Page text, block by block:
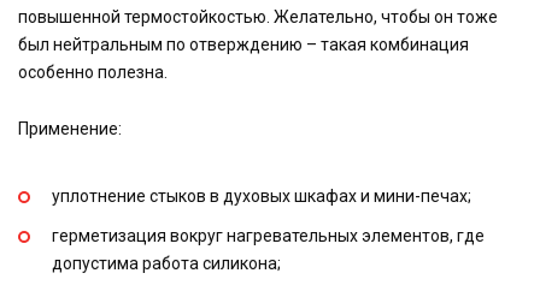
повышенной термостойкостью. Желательно, чтобы он тоже
был нейтральным по отверждению – такая комбинация
особенно полезна.
Применение:
уплотнение стыков в духовых шкафах и мини-печах;
герметизация вокруг нагревательных элементов, где
допустима работа силикона;